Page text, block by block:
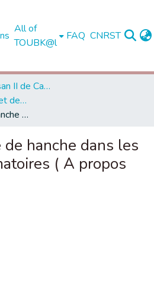
All of
TOUBK@l
FAQ CNRST
Université Hassan II de Casablanca
Faculté de Médecine et de Pharmacie - Casablanca
Prothèse totale de hanche dans les coxites inflammatoires ( A propos de 65 cas )
hanche dans les
( A propos